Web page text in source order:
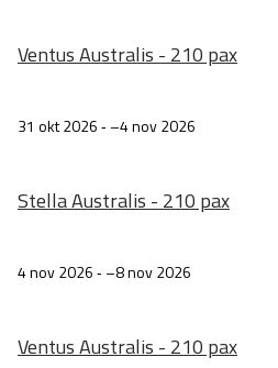
Ventus Australis - 210 pax
31 okt 2026‐ 4 nov 2026
Stella Australis - 210 pax
4 nov 2026‐ 8 nov 2026
Ventus Australis - 210 pax